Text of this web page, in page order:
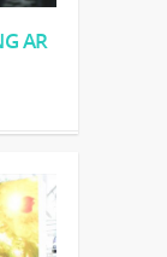
AR